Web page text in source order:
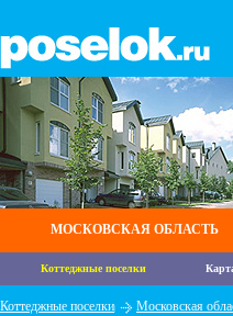
МОСКОВСКАЯ ОБЛАСТЬ
Коттеджные поселки
Коттеджные поселки Московская